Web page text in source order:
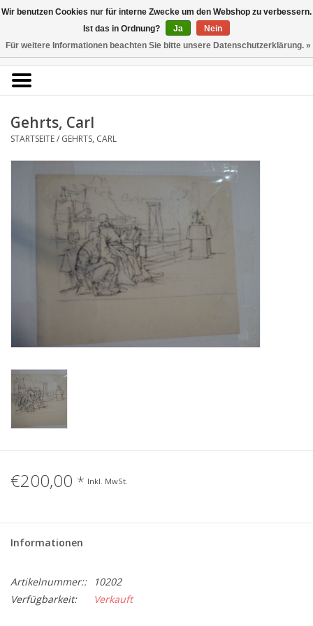
0 Artikel - €0,00
Kunstantiquariat
Rolf Brehmer
Portal für Grafik aus 5
KÜNSTLERLISTE
Startseite
Druckgrafik
Zeichnungen
Fotografie
Varia & Rara
Gehrts, Carl
STARTSEITE/ GEHRTS, CARL
€200,00 * Inkl. MwSt.
Informationen
Artikelnummer::
10202
Verfügbarkeit:
Verkauft
Wir benutzen Cookies nur für interne Zwecke um den Webshop zu verbessern.
Ist das in Ordnung?
Ja
Nein
Für weitere Informationen beachten Sie bitte unsere Datenschutzerklärung. »